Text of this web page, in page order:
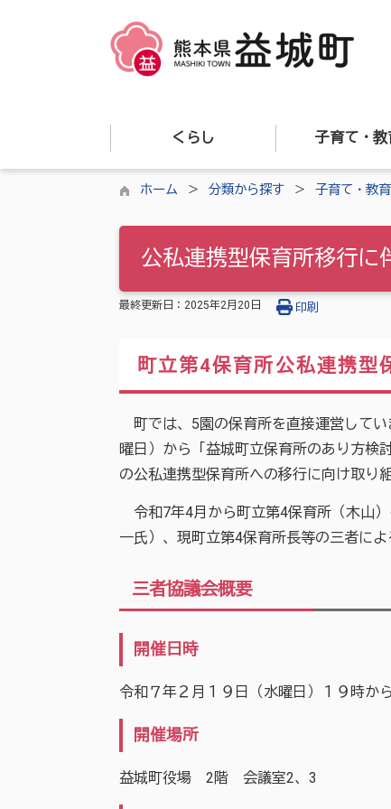
くらし 子育て・教
ホーム 分類から探す 子育て・教育
公私連携型保育所移行に
最終更新日： 2025年2月20日 印刷
町立第4保育所公私連携型
町では、5園の保育所を直接運営して
曜日）から「益城町立保育所のあり方検
の公私連携型保育所への移行に向け取り
令和7年4月から町立第4保育所（木山
一氏）、現町立第4保育所長等の三者に
三者協議会概要
開催日時
令和７年２月１９日（水曜日）１９時か
開催場所
益城町役場 2階 会議室2、3